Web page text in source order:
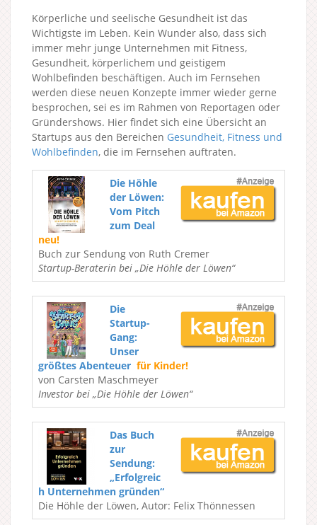
Körperliche und seelische Gesundheit ist das
Wichtigste im Leben. Kein Wunder also, dass sich
immer mehr junge Unternehmen mit Fitness,
Gesundheit, körperlichem und geistigem
Wohlbefinden beschäftigen. Auch im Fernsehen
werden diese neuen Konzepte immer wieder gerne
besprochen, sei es im Rahmen von Reportagen oder
Gründershows. Hier findet sich eine Übersicht an
Startups aus den Bereichen Gesundheit, Fitness und
Wohlbefinden, die im Fernsehen auftraten.
Die Höhle
der Löwen:
Vom Pitch
zum Deal
neu!
Buch zur Sendung von Ruth Cremer
Startup-Beraterin bei „Die Höhle der Löwen“
Die
Startup-
Gang:
Unser
größtes Abenteuer für Kinder!
von Carsten Maschmeyer
Investor bei „Die Höhle der Löwen“
Das Buch
zur
Sendung:
„Erfolgreic
h Unternehmen gründen“
Die Höhle der Löwen, Autor: Felix Thönnessen